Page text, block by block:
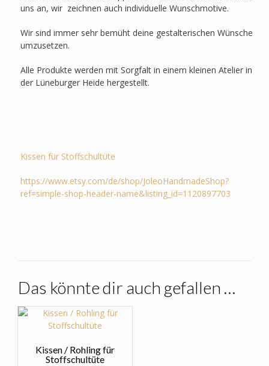
uns an, wir zeichnen auch individuelle Wunschmotive.
Wir sind immer sehr bemüht deine gestalterischen Wünsche
umzusetzen.
Alle Produkte werden mit Sorgfalt in einem kleinen Atelier in
der Lüneburger Heide hergestellt.
Kissen für Stoffschultüte
https://www.etsy.com/de/shop/JoleoHandmadeShop?
ref=simple-shop-header-name&listing_id=1120897703
Das könnte dir auch gefallen …
Kissen / Rohling für
Stoffschultüte